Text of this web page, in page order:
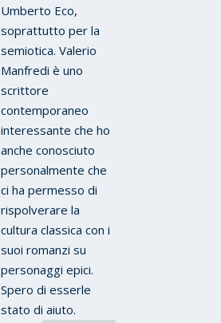
Umberto Eco,
soprattutto per la
semiotica. Valerio
Manfredi è uno
scrittore
contemporaneo
interessante che ho
anche conosciuto
personalmente che
ci ha permesso di
rispolverare la
cultura classica con i
suoi romanzi su
personaggi epici.
Spero di esserle
stato di aiuto.